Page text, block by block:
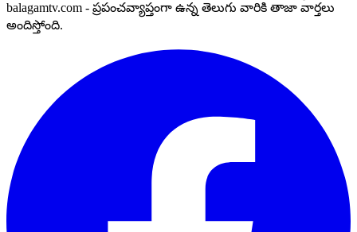
balagamtv.com - ప్రపంచవ్యాప్తంగా ఉన్న తెలుగు వారికి తాజా వార్తలు
అందిస్తోంది.